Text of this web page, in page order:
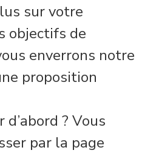
sur votre
objectifs de
enverrons notre
proposition
d’abord ? Vous
par la page